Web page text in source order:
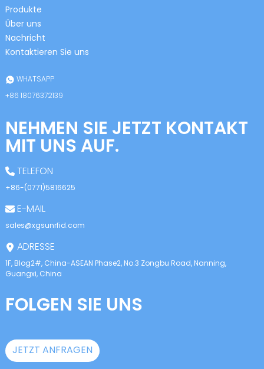
Produkte
Über uns
Nachricht
Kontaktieren Sie uns
WHATSAPP
+86 18076372139
NEHMEN SIE JETZT KONTAKT
MIT UNS AUF.
TELEFON
+86-(0771)5816625
E-MAIL
sales@xgsunrfid.com
ADRESSE
1F, Blog2#, China-ASEAN Phase2, No.3 Zongbu Road, Nanning,
Guangxi, China
FOLGEN SIE UNS
JETZT ANFRAGEN